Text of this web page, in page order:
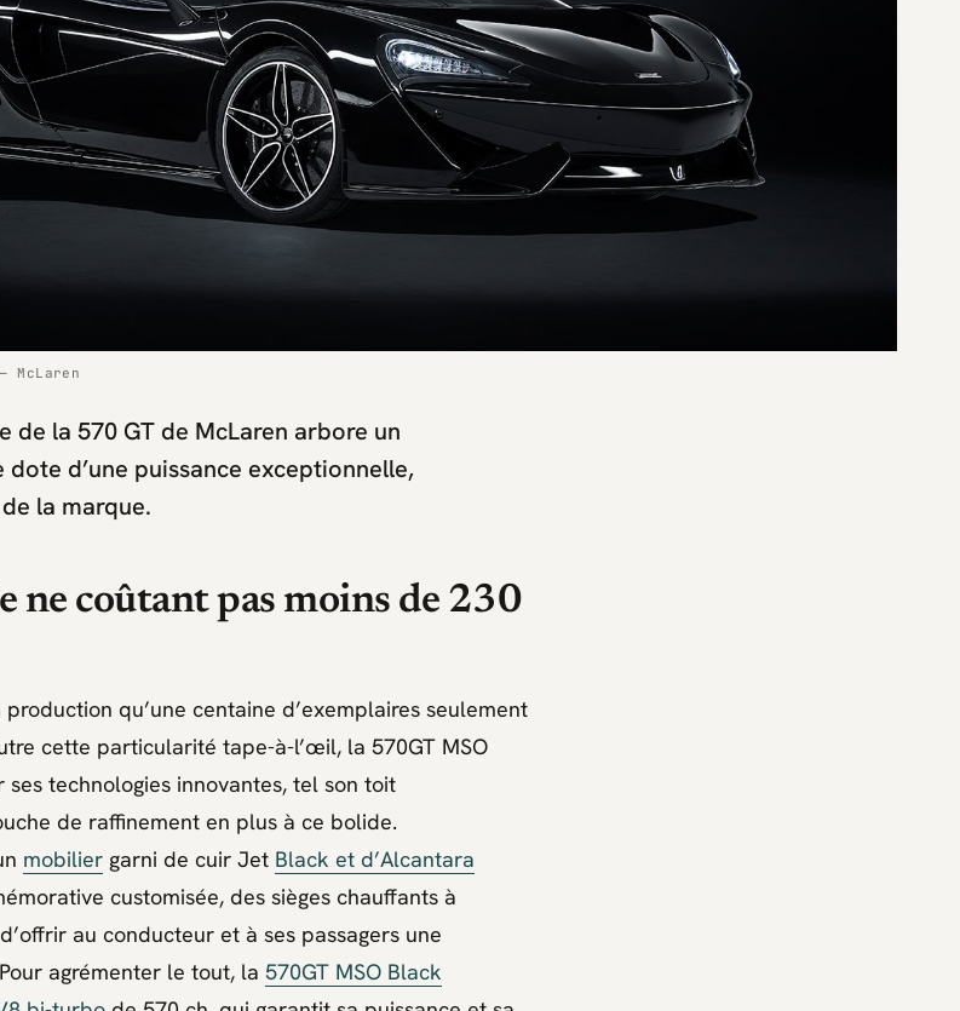
McLaren
la 570 GT de McLaren arbore un
dote d’une puissance exceptionnelle,
la marque.
ne coûtant pas moins de 230
qu’une centaine d’exemplaires seulement
cette particularité tape-à-l’œil, la 570GT MSO
technologies innovantes, tel son toit
de raffinement en plus à ce bolide.
mobilier garni de cuir Jet Black et d’Alcantara
customisée, des sièges chauffants à
au conducteur et à ses passagers une
agrémenter le tout, la 570GT MSO Black